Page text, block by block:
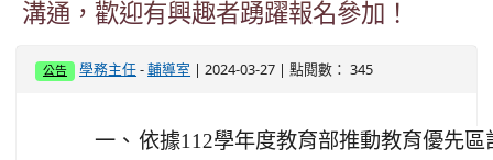
溝通，歡迎有興趣者踴躍報名參加！
公告 學務主任 -輔導室 | 2024-03-27 | 點閱數： 345
一、 依據112學年度教育部推動教育優先區